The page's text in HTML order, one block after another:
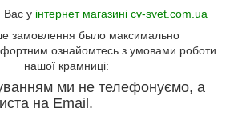
Вас у інтернет магазині cv-svet.com.ua
замовлення было максимально
ознайомтесь з умовами роботи
нашої крамниці:
ми не телефонуємо, а
на Email.